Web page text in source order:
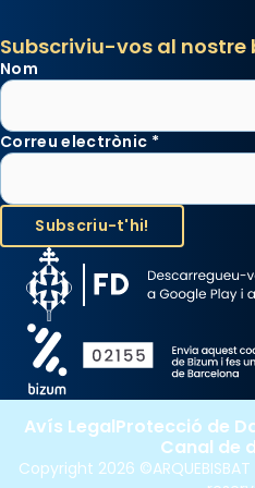
processó (recuperada
del temple amb les
Des de 1985 hi
gran a Mataró.
Santes a Mataró»🥵.
Photo
View on Facebook · Share
Subscriviu-vos al
Nom
Correu electrònic *
Copyright 2026
Avís LegalProtecció de
Canal de